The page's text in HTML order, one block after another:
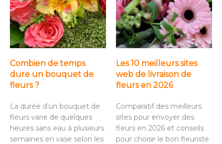
Combien de temps
dure un bouquet de
fleurs ?
La durée d’un bouquet de
fleurs varie de quelques
heures sans eau à plusieurs
semaines en vase selon les
Les 10 meilleurs sites
web de livraison de
fleurs en 2026
Comparatif des meilleurs
sites pour envoyer des
fleurs en 2026 et conseils
pour choisir le bon fleuriste